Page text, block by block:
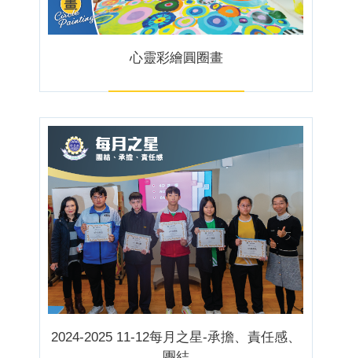
心靈彩繪圓圈畫
2024-2025 11-12每月之星-承擔、責任感、